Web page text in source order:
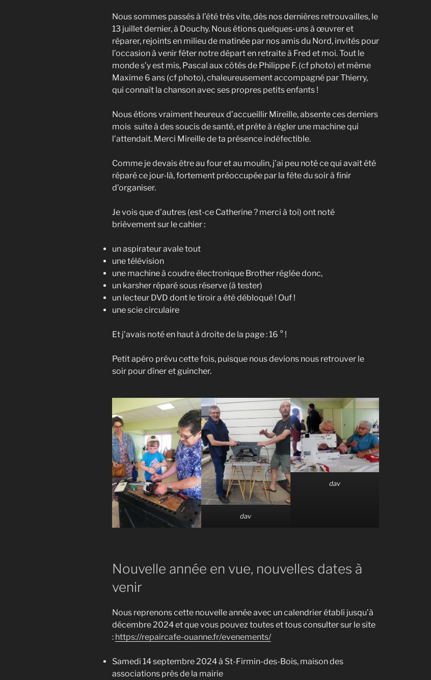
Nous sommes passés à l’été très vite, dès nos dernières retrouvailles, le
13 juillet dernier, à Douchy. Nous étions quelques-uns à œuvrer et
réparer, rejoints en milieu de matinée par nos amis du Nord, invités pour
l’occasion à venir fêter notre départ en retraite à Fred et moi. Tout le
monde s’y est mis, Pascal aux côtés de Philippe F. (cf photo) et même
Maxime 6 ans (cf photo), chaleureusement accompagné par Thierry,
qui connaît la chanson avec ses propres petits enfants !
Nous étions vraiment heureux d’accueillir Mireille, absente ces derniers
mois suite à des soucis de santé, et prête à régler une machine qui
l’attendait. Merci Mireille de ta présence indéfectible.
Comme je devais être au four et au moulin, j’ai peu noté ce qui avait été
réparé ce jour-là, fortement préoccupée par la fête du soir à finir
d’organiser.
Je vois que d’autres (est-ce Catherine ? merci à toi) ont noté
brièvement sur le cahier :
un aspirateur avale tout
une télévision
une machine à coudre électronique Brother réglée donc,
un karsher réparé sous réserve (à tester)
un lecteur DVD dont le tiroir a été débloqué ! Ouf !
une scie circulaire
Et j’avais noté en haut à droite de la page : 16 ° !
Petit apéro prévu cette fois, puisque nous devions nous retrouver le
soir pour dîner et guincher.
dav
dav
Nouvelle année en vue, nouvelles dates à
venir
Nous reprenons cette nouvelle année avec un calendrier établi jusqu’à
décembre 2024 et que vous pouvez toutes et tous consulter sur le site
: https://repaircafe-ouanne.fr/evenements/
Samedi 14 septembre 2024 à St-Firmin-des-Bois, maison des
associations près de la mairie